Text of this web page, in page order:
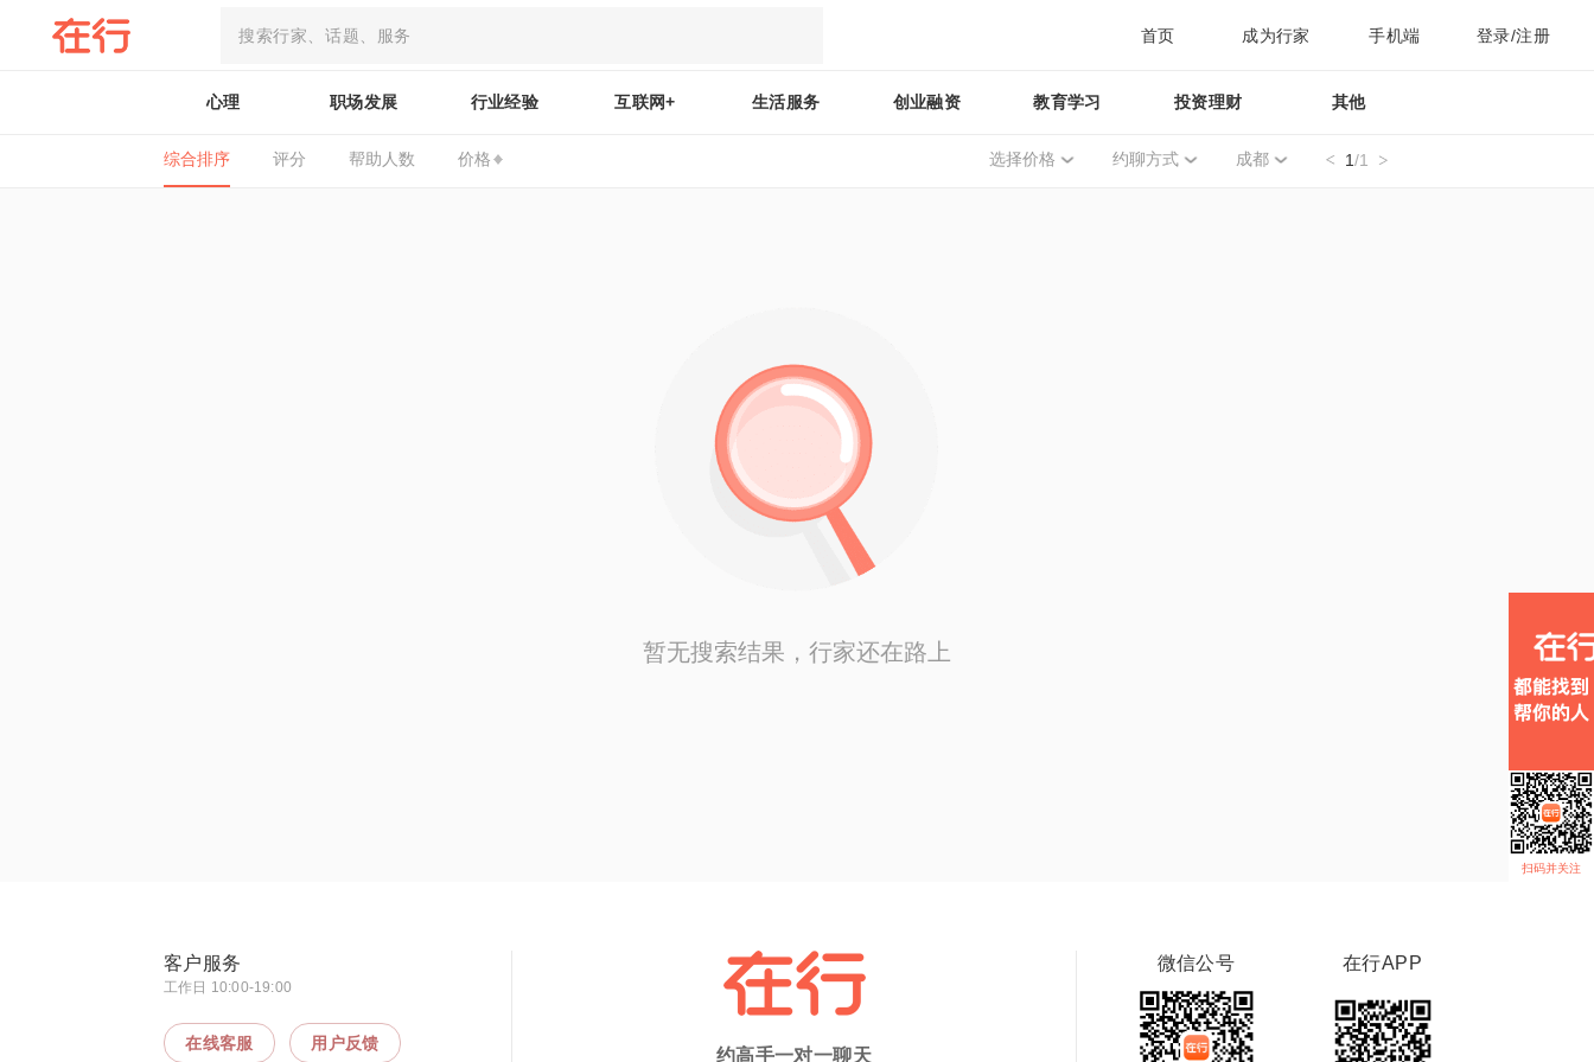
首页 成为行家 手机端 登录/注册
心理 职场发展 行业经验 互联网+ 生活服务 创业融资 教育学习 投资理财 其他
综合排序 评分 帮助人数 价格 选择价格 约聊方式 成都 1/1
暂无搜索结果，行家还在路上
扫码并关注
客户服务
工作日 10:00-19:00
在线客服 用户反馈
约高手一对一聊天
微信公号 在行APP